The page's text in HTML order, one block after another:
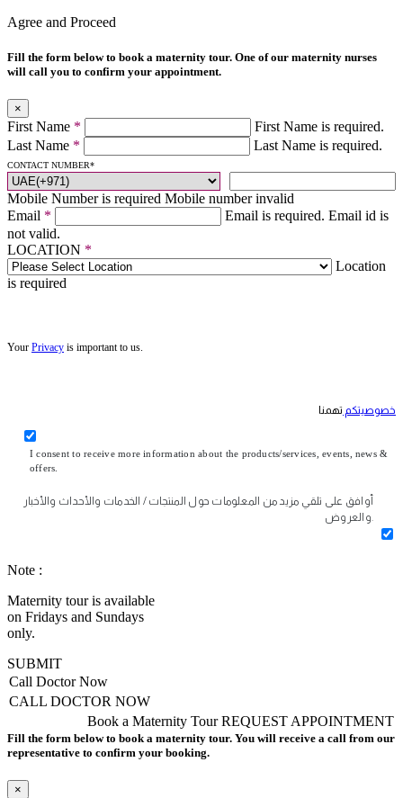
Agree and Proceed
Fill the form below to book a maternity tour. One of our maternity nurses
will call you to confirm your appointment.
×
First Name *
First Name is required.
Last Name * Last Name is required.
CONTACT NUMBER*
Mobile Number is required Mobile number invalid
Email * Email is required. Email id is
not valid.
LOCATION *
Location
is required
Your Privacy is important to us.
خصوصيتكم تهمنا
I consent to receive more information about the products/services, events, news &
offers.
أوافق على تلقي مزيد من المعلومات حول المنتجات / الخدمات والأحداث والأخبار
والعروض.
Note :
Maternity tour is available
on Fridays and Sundays
only.
SUBMIT
Call Doctor Now
CALL DOCTOR NOW
REQUEST APPOINTMENT
Book a Maternity Tour
Fill the form below to book a maternity tour. You will receive a call from our
representative to confirm your booking.
×